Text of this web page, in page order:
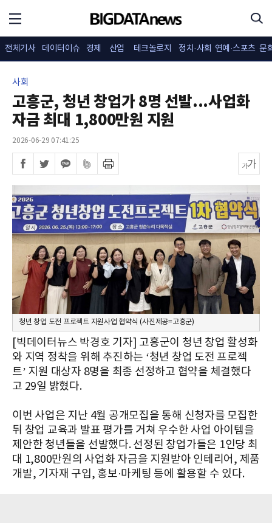
전체기사 데이터이슈 경제 산업 테크놀로지 정치·사회 연예·스포츠 문
사회
고흥군, 청년 창업가 8명 선발...사업화
자금 최대 1,800만원 지원
2026-06-29 07:41:25
청년 창업 도전 프로젝트 지원사업 협약식 (사진제공=고흥군)
[빅데이터뉴스 박경호 기자] 고흥군이 청년 창업 활성화
와 지역 정착을 위해 추진하는 ‘청년 창업 도전 프로젝
트’ 지원 대상자 8명을 최종 선정하고 협약을 체결했다
고 29일 밝혔다.
이번 사업은 지난 4월 공개모집을 통해 신청자를 모집한
뒤 창업 교육과 발표 평가를 거쳐 우수한 사업 아이템을
제안한 청년들을 선발했다. 선정된 창업가들은 1인당 최
대 1,800만원의 사업화 자금을 지원받아 인테리어, 제품
개발, 기자재 구입, 홍보·마케팅 등에 활용할 수 있다.